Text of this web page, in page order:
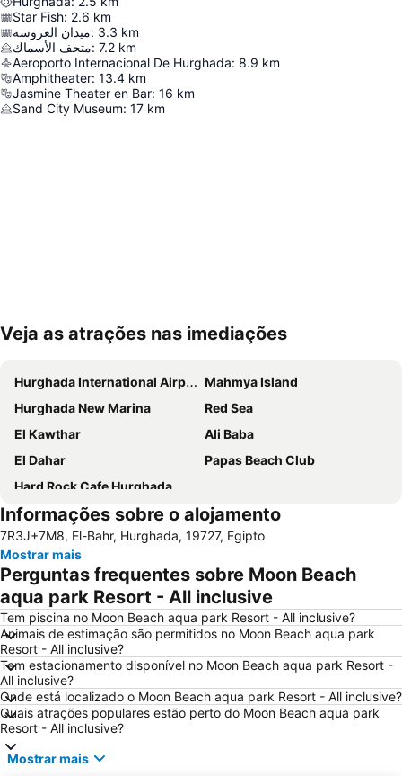
Star Fish: 2.6 km
ميدان العروسة: 3.3 km
متحف الأسماك: 7.2 km
Aeroporto Internacional De Hurghada: 8.9 km
Amphitheater: 13.4 km
Jasmine Theater en Bar: 16 km
Sand City Museum: 17 km
Ampliar mapa
Veja as atrações nas imediações
Hurghada International Airport
Mahmya Island
Hurghada New Marina
Red Sea
El Kawthar
Ali Baba
El Dahar
Papas Beach Club
Hard Rock Cafe Hurghada
Informações sobre o alojamento
7R3J+7M8, El-Bahr, Hurghada, 19727, Egipto
Mostrar mais
Perguntas frequentes sobre Moon Beach
aqua park Resort - All inclusive
Tem piscina no Moon Beach aqua park Resort - All inclusive?
Animais de estimação são permitidos no Moon Beach aqua park
Resort - All inclusive?
Tem estacionamento disponível no Moon Beach aqua park Resort -
All inclusive?
Onde está localizado o Moon Beach aqua park Resort - All inclusive?
Quais atrações populares estão perto do Moon Beach aqua park
Resort - All inclusive?
Mostrar mais